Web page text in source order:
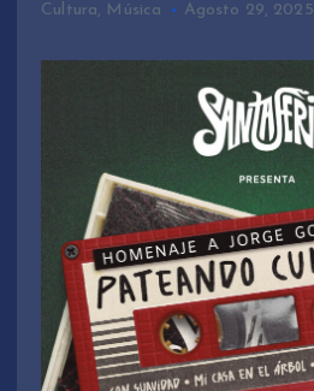
Cultura, Música Agosto 29, 2025